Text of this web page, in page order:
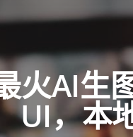
火AI生
UI，本